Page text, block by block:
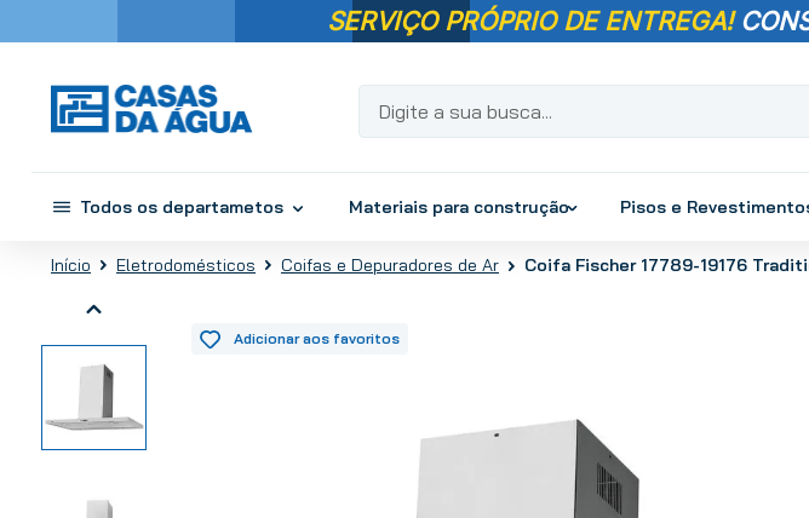
SERVIÇO PRÓPRIO DE ENTREGA!
Digite a sua busca...
Todos os departametos Materiais para construção Pisos e
Eletrodomésticos Coifas e Depuradores de Ar Coifa Fischer 17789-19176
2